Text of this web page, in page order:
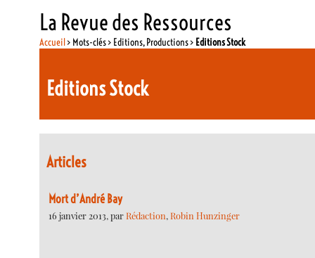
La Revue des Ressources
Accueil> Mots-clés > Editions, Productions > Editions Stock
Editions Stock
Articles
Mort d’André Bay
16 janvier 2013, parRédaction,Robin Hunzinger